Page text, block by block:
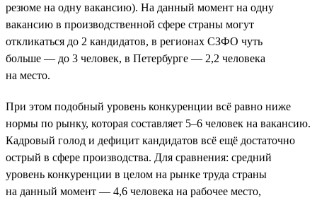
резюме на одну вакансию). На данный момент на одну
вакансию в производственной сфере страны могут
откликаться до 2 кандидатов, в регионах СЗФО чуть
больше — до 3 человек, в Петербурге — 2,2 человека
на место.
При этом подобный уровень конкуренции всё равно ниже
нормы по рынку, которая составляет 5–6 человек на вакансию.
Кадровый голод и дефицит кандидатов всё ещё достаточно
острый в сфере производства. Для сравнения: средний
уровень конкуренции в целом на рынке труда страны
на данный момент — 4,6 человека на рабочее место,